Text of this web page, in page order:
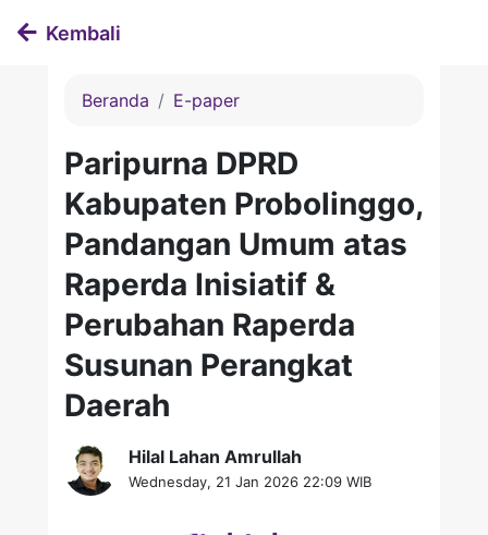
Kembali
Beranda E-paper
Paripurna DPRD
Kabupaten Probolinggo,
Pandangan Umum atas
Raperda Inisiatif &
Perubahan Raperda
Susunan Perangkat
Daerah
Hilal Lahan Amrullah
Wednesday, 21 Jan 2026 22:09 WIB